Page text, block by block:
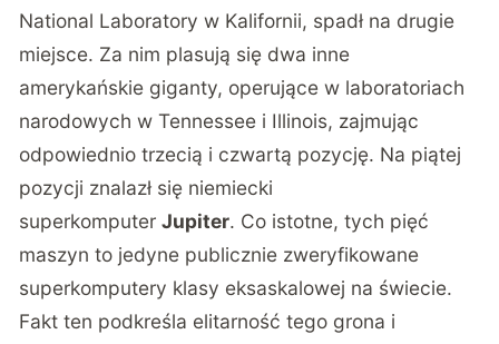
National Laboratory w Kalifornii, spadł na drugie
miejsce. Za nim plasują się dwa inne
amerykańskie giganty, operujące w laboratoriach
narodowych w Tennessee i Illinois, zajmując
odpowiednio trzecią i czwartą pozycję. Na piątej
pozycji znalazł się niemiecki
superkomputerJupiter. Co istotne, tych pięć
maszyn to jedyne publicznie zweryfikowane
superkomputery klasy eksaskalowej na świecie.
Fakt ten podkreśla elitarność tego grona i